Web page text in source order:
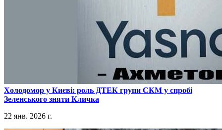
​Холодомор у Києві: роль ДТЕК групи СКМ у спробі
Зеленського зняти Кличка
22 янв. 2026 г.